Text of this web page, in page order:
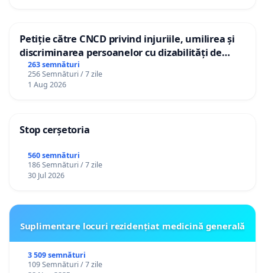
Petiție către CNCD privind injuriile, umilirea și
discriminarea persoanelor cu dizabilități de
către utilizatorul TikTok „Gorici”
263 semnături
256 Semnături / 7 zile
1 Aug 2026
Stop cerșetoria
560 semnături
186 Semnături / 7 zile
30 Jul 2026
Suplimentare locuri rezidențiat medicină generală
3 509 semnături
109 Semnături / 7 zile